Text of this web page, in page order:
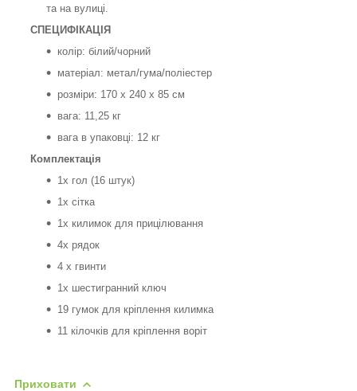
та на вулиці.
СПЕЦИФІКАЦІЯ
колір: білий/чорний
матеріал: метал/гума/поліестер
розміри: 170 х 240 х 85 см
вага: 11,25 кг
вага в упаковці: 12 кг
Комплектація
1x гол (16 штук)
1x сітка
1x килимок для прицілювання
4x рядок
4 х гвинти
1x шестигранний ключ
19 гумок для кріплення килимка
11 кілочків для кріплення воріт
Приховати